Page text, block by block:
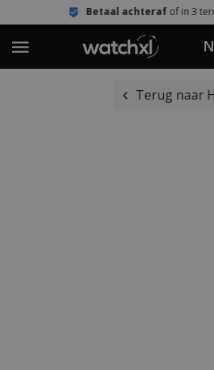
achteraf of in 3 termijnen
Terug naar